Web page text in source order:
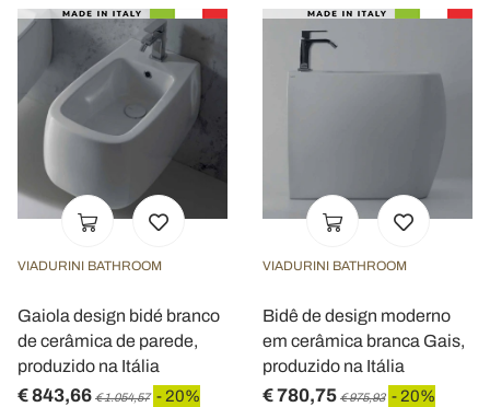
con altre informazioni che ha fornito loro o che hanno
raccolto dal suo utilizzo dei loro servizi.
VIADURINI BATHROOM
Gaiola design bidé branco
de cerâmica de parede,
produzido na Itália
€ 843,66 € 1.054,57 - 20%
VIADURINI BATHROOM
Bidê de design moderno
em cerâmica branca Gais,
produzido na Itália
€ 780,75 € 975,93 - 20%